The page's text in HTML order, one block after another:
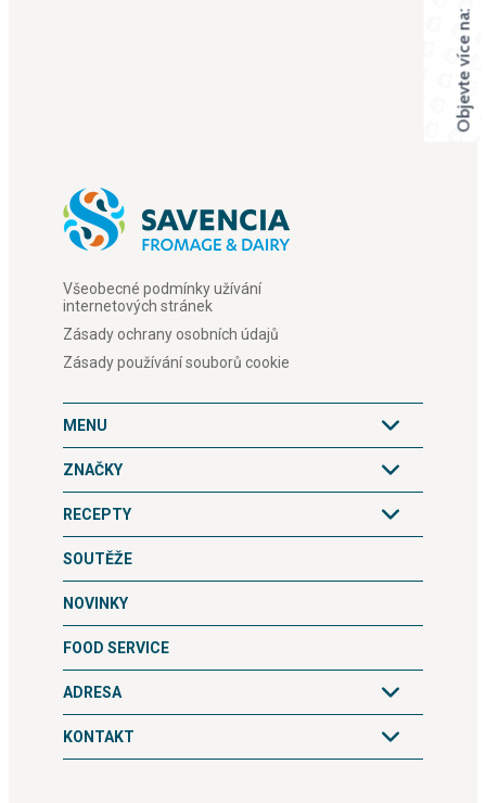
Objevte více na:
Všeobecné podmínky užívání
internetových stránek
Zásady ochrany osobních údajů
Zásady používání souborů cookie
MENU
ZNAČKY
RECEPTY
SOUTĚŽE
NOVINKY
FOOD SERVICE
ADRESA
KONTAKT